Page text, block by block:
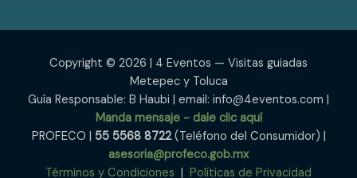
Copyright © 2026 | 4 Eventos — Visitas guiadas
Metepec y Toluca
Guía Responsable: B Haubi | email: info@4eventos.com |
Manda mensaje - dale clic aquí
PROFECO | 55 5568 8722(Teléfono del Consumidor) |
asesoria@profeco.gob.mx
Términos y Condiciones | Políticas de Privacidad